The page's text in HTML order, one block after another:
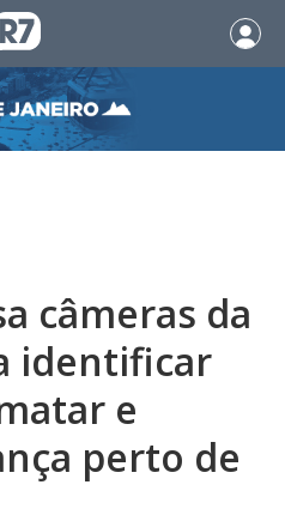
câmeras da
identificar
e
perto de